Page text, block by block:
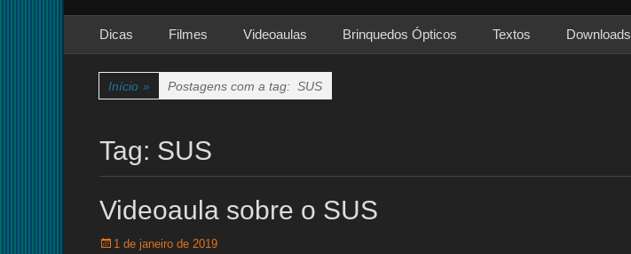
Menu principal
para
conteúdo
Dicas Filmes Videoaulas Brinquedos Ópticos Textos Downloads
Início » Postagens com a tag: SUS
Tag: SUS
Videoaula sobre o SUS
Posted
1 de janeiro de 2019